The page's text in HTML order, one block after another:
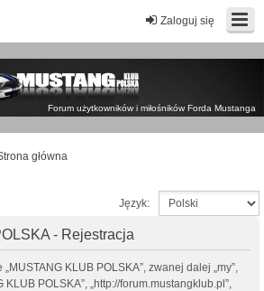
Zaloguj się
Forum użytkowników i miłośników Forda Mustanga
główna
Język:
- Rejestracja
KLUB POLSKA”, zwanej dalej „my”,
KLUB POLSKA”, „http://forum.mustangklub.pl”,